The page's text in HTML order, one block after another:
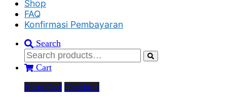
Shop
FAQ
Konfirmasi Pembayaran
Search
Cart
View Cart Checkout